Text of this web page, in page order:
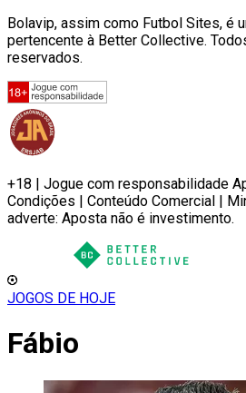
Bolavip, assim como Futbol Sites, é
pertencente à Better Collective.
reservados.
+18 | Jogue com responsabilidade
Condições | Conteúdo Comercial |
adverte: Aposta não é investimento.
JOGOS DE HOJE
Fábio